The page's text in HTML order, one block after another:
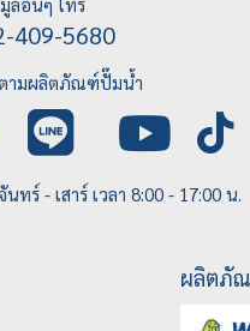
409-5680
ามผลิตภัณฑ์ปั๊มน้ำ
นทร์ - เสาร์ เวลา 8:00 - 17:00 น.
ผลิตภั